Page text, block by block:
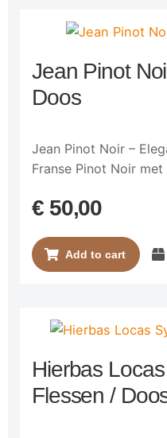
Jean Pinot
Doos
Jean Pinot Noir –
Franse Pinot Noir met
€50,00
Add to cart
Hierbas
Flessen /